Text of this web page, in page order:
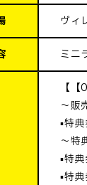
ヴィ
ミニ
【
～販
▪️特
～特
▪️特
▪️特